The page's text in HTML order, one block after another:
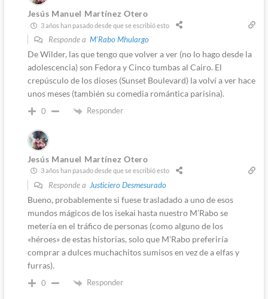
Jesús Manuel Martínez Otero
3 años han pasado desde que se escribió esto
Responde a M'Rabo Mhulargo
De Wilder, las que tengo que volver a ver (no lo hago desde la
adolescencia) son Fedora y Cinco tumbas al Cairo. El
crepúsculo de los dioses (Sunset Boulevard) la volví a ver hace
unos meses (también su comedia romántica parisina).
0 Responder
Jesús Manuel Martínez Otero
3 años han pasado desde que se escribió esto
Responde a Justiciero Desmesurado
Bueno, probablemente si fuese trasladado a uno de esos
mundos mágicos de los isekai hasta nuestro M’Rabo se
metería en el tráfico de personas (como alguno de los
«héroes» de estas historias, solo que M’Rabo preferiría
comprar a dulces muchachitos sumisos en vez de a elfas y
furras).
0 Responder